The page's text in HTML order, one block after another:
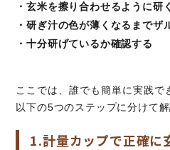
・玄米を擦り合わせるように研
・研ぎ汁の色が薄くなるまでザ
・十分研げているか確認する
ここでは、誰でも簡単に実践で
以下の5つのステップに分けて解
1.計量カップで正確に